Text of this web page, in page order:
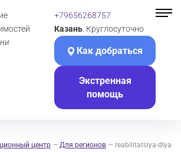
+79656268757
Казань . Круглосуточно
Как добраться
Экстренная
помощь
центр — Для регионов — reabilitatsiya-dlya-